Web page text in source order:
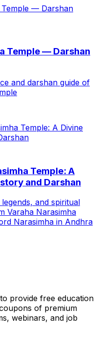
— Darshan
Temple — Darshan
and darshan guide of
Temple: A Divine
Temple: A
and Darshan
and spiritual
Varaha Narasimha
Narasimha in Andhra
provide free education
of premium
webinars, and job